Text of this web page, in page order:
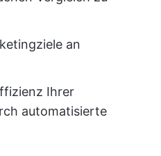
an
Ihrer
automatisierte